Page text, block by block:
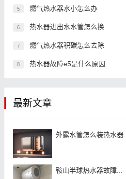
5 燃气热水器水小怎么办
6 热水器进出水水管怎么换
7 燃气热水器积碳怎么去除
8 热水器故障e5是什么原因
最新文章
外露水管怎么装热水器...
鞍山半球热水器故障...